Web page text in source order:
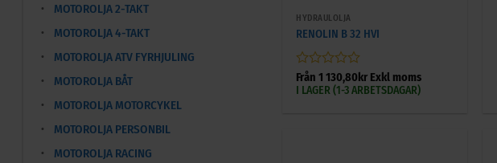
MOTOROLJA 2-TAKT
MOTOROLJA 4-TAKT
MOTOROLJA ATV FYRHJULING
MOTOROLJA BÅT
MOTOROLJA MOTORCYKEL
MOTOROLJA PERSONBIL
MOTOROLJA RACING
HYDRAULOLJA
RENOLIN B 32 HVI
Betygsatt
0
Från1 130,80 kr Exkl moms
I LAGER (1-3 ARBETSDAGAR)